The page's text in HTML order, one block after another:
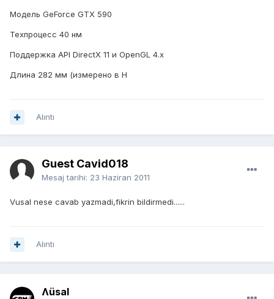
Модель GeForce GTX 590
Техпроцесс 40 нм
Поддержка API DirectX 11 и OpenGL 4.x
Длина 282 мм (измерено в Н
Alıntı
Guest Cavid018
Mesaj tarihi: 23 Haziran 2011
Vusal nese cavab yazmadi,fikrin bildirmedi......
Alıntı
Ʌüsal